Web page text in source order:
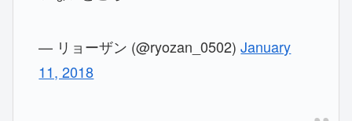
— リョーザン (@ryozan_0502)January
11, 2018